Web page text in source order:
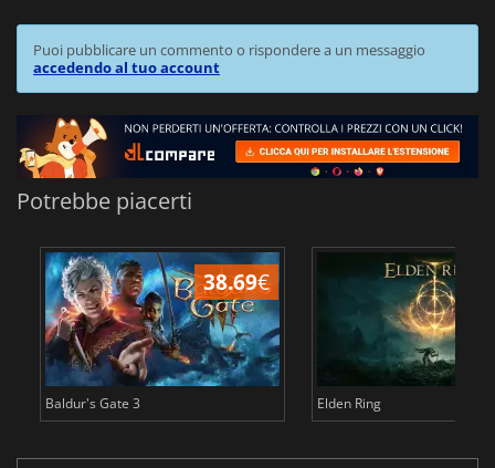
Puoi pubblicare un commento o rispondere a un messaggio
accedendo al tuo account
Potrebbe piacerti
38.69€
Baldur's Gate 3 Elden Ring